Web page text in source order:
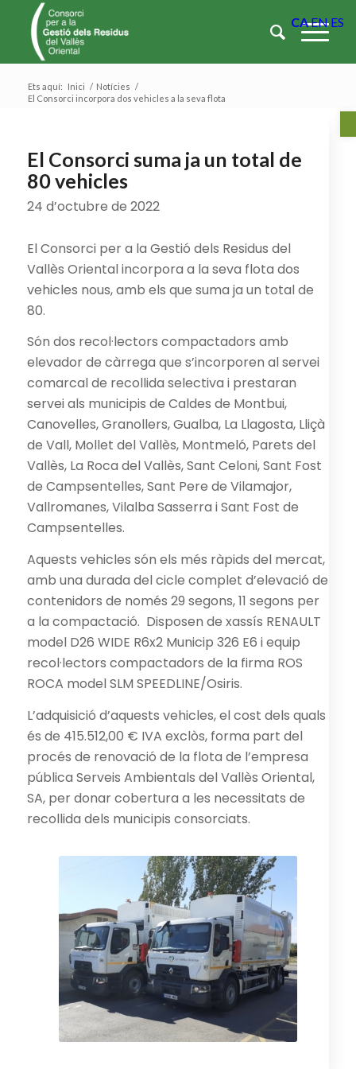
Ets aquí: Inici / Notícies /
El Consorci incorpora dos vehicles a la seva flota
El Consorci suma ja un total de
80 vehicles
24 d’octubre de 2022
El Consorci per a la Gestió dels Residus del
Vallès Oriental incorpora a la seva flota dos
vehicles nous, amb els que suma ja un total de
80.
Són dos recol·lectors compactadors amb
elevador de càrrega que s’incorporen al servei
comarcal de recollida selectiva i prestaran
servei als municipis de Caldes de Montbui,
Canovelles, Granollers, Gualba, La Llagosta, Lliçà
de Vall, Mollet del Vallès, Montmeló, Parets del
Vallès, La Roca del Vallès, Sant Celoni, Sant Fost
de Campsentelles, Sant Pere de Vilamajor,
Vallromanes, Vilalba Sasserra i Sant Fost de
Campsentelles.
Aquests vehicles són els més ràpids del mercat,
amb una durada del cicle complet d’elevació de
contenidors de només 29 segons, 11 segons per
a la compactació. Disposen de xassís RENAULT
model D26 WIDE R6x2 Municip 326 E6 i equip
recol·lectors compactadors de la firma ROS
ROCA model SLM SPEEDLINE/Osiris.
L’adquisició d’aquests vehicles, el cost dels quals
és de 415.512,00 € IVA exclòs, forma part del
procés de renovació de la flota de l’empresa
pública Serveis Ambientals del Vallès Oriental,
SA, per donar cobertura a les necessitats de
recollida dels municipis consorciats.
CAEN ES